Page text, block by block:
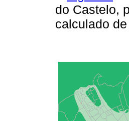
do Castelo,
calculado